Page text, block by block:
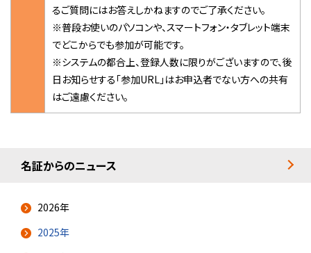
るご質問にはお答えしかねますのでご了承ください。
※普段お使いのパソコンや、スマートフォン・タブレット端末
でどこからでも参加が可能です。
※システムの都合上、登録人数に限りがございますので、後
日お知らせする「参加URL」はお申込者でない方への共有
はご遠慮ください。
名証からのニュース
2026年
2025年